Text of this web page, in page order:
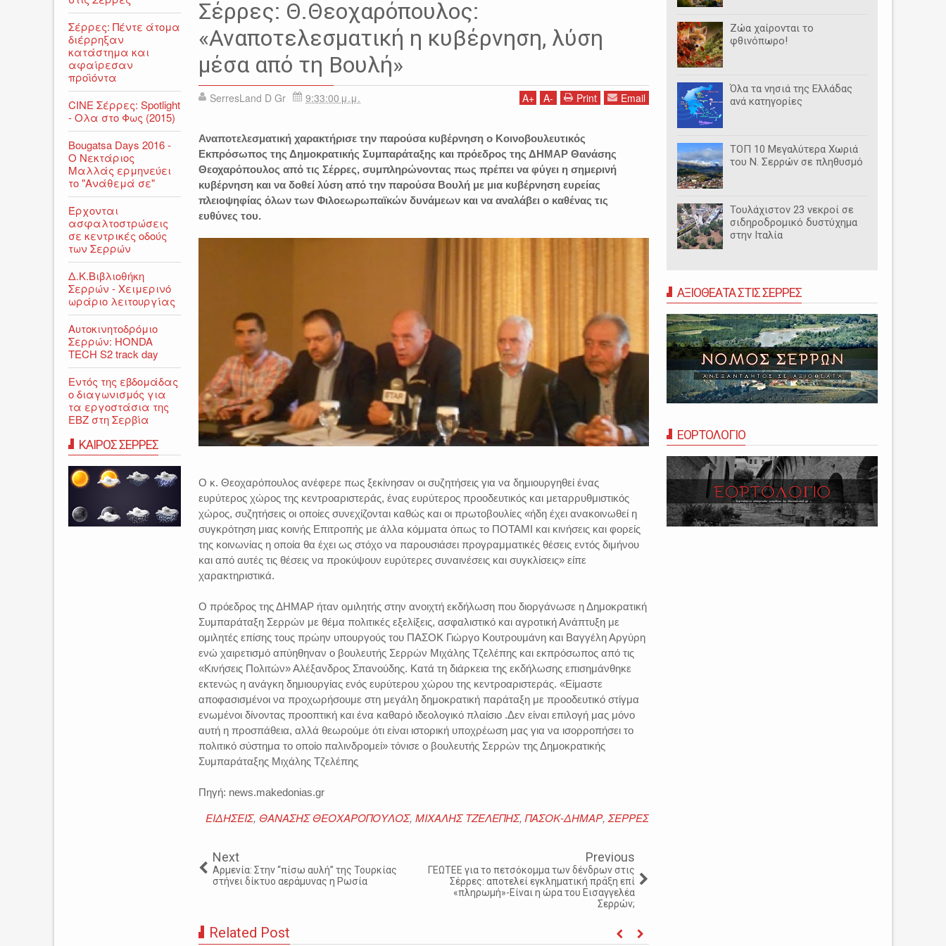
Σέρρες: Θ.Θεοχαρόπουλος:
«Αναποτελεσματική η κυβέρνηση, λύση
μέσα από τη Βουλή»
SerresLand D Gr 9:33:00 μ.μ. A+ A- Print Email
Αναποτελεσματική χαρακτήρισε την παρούσα κυβέρνηση ο Κοινοβουλευτικός
Εκπρόσωπος της Δημοκρατικής Συμπαράταξης και πρόεδρος της ΔΗΜΑΡ Θανάσης
Θεοχαρόπουλος από τις Σέρρες, συμπληρώνοντας πως πρέπει να φύγει η σημερινή
κυβέρνηση και να δοθεί λύση από την παρούσα Βουλή με μια κυβέρνηση ευρείας
πλειοψηφίας όλων των Φιλοεωρωπαϊκών δυνάμεων και να αναλάβει ο καθένας τις
ευθύνες του.
Ο κ. Θεοχαρόπουλος ανέφερε πως ξεκίνησαν οι συζητήσεις για να δημιουργηθεί ένας
ευρύτερος χώρος της κεντροαριστεράς, ένας ευρύτερος προοδευτικός και μεταρρυθμιστικός
χώρος, συζητήσεις οι οποίες συνεχίζονται καθώς και οι πρωτοβουλίες «ήδη έχει ανακοινωθεί η
συγκρότηση μιας κοινής Επιτροπής με άλλα κόμματα όπως το ΠΟΤΑΜΙ και κινήσεις και φορείς
της κοινωνίας η οποία θα έχει ως στόχο να παρουσιάσει προγραμματικές θέσεις εντός διμήνου
και από αυτές τις θέσεις να προκύψουν ευρύτερες συναινέσεις και συγκλίσεις» είπε
χαρακτηριστικά.
Ο πρόεδρος της ΔΗΜΑΡ ήταν ομιλητής στην ανοιχτή εκδήλωση που διοργάνωσε η Δημοκρατική
Συμπαράταξη Σερρών με θέμα πολιτικές εξελίξεις, ασφαλιστικό και αγροτική Ανάπτυξη με
ομιλητές επίσης τους πρώην υπουργούς του ΠΑΣΟΚ Γιώργο Κουτρουμάνη και Βαγγέλη Αργύρη
ενώ χαιρετισμό απύηθηναν ο βουλευτής Σερρών Μιχάλης Τζελέπης και εκπρόσωπος από τις
«Κινήσεις Πολιτών» Αλέξανδρος Σπανούδης. Κατά τη διάρκεια της εκδήλωσης επισημάνθηκε
εκτενώς η ανάγκη δημιουργίας ενός ευρύτερου χώρου της κεντροαριστεράς. «Είμαστε
αποφασισμένοι να προχωρήσουμε στη μεγάλη δημοκρατική παράταξη με προοδευτικό στίγμα
ενωμένοι δίνοντας προοπτική και ένα καθαρό ιδεολογικό πλαίσιο .Δεν είναι επιλογή μας μόνο
αυτή η προσπάθεια, αλλά θεωρούμε ότι είναι ιστορική υποχρέωση μας για να ισορροπήσει το
πολιτικό σύστημα το οποίο παλινδρομεί» τόνισε ο βουλευτής Σερρών της Δημοκρατικής
Συμπαράταξης Μιχάλης Τζελέπης
Πηγή: news.makedonias.gr
ΕΙΔΗΣΕΙΣ, ΘΑΝΑΣΗΣ ΘΕΟΧΑΡΟΠΟΥΛΟΣ, ΜΙΧΑΛΗΣ ΤΖΕΛΕΠΗΣ, ΠΑΣΟΚ-ΔΗΜΑΡ, ΣΕΡΡΕΣ
Next
Αρμενία: Στην “πίσω αυλή” της Τουρκίας
στήνει δίκτυο αεράμυνας η Ρωσία
Previous
ΓΕΩΤΕΕ για το πετσόκομμα των δένδρων στις
Σέρρες: αποτελεί εγκληματική πράξη επί
«πληρωμή»-Είναι η ώρα του Εισαγγελέα
Σερρών;
Related Post
Ζώα χαίρονται το
φθινόπωρο!
Όλα τα νησιά της Ελλάδας
ανά κατηγορίες
ΤΟΠ 10 Μεγαλύτερα Χωριά
του Ν. Σερρών σε πληθυσμό
Τουλάχιστον 23 νεκροί σε
σιδηροδρομικό δυστύχημα
στην Ιταλία
ΑΞΙΟΘΕΑΤΑ ΣΤΙΣ ΣΕΡΡΕΣ
ΕΟΡΤΟΛΟΓΙΟ
Σέρρες: Πέντε άτομα
διέρρηξαν
κατάστημα και
αφαίρεσαν
προϊόντα
CINE Σέρρες: Spotlight
- Ολα στο Φως (2015)
Bougatsa Days 2016 -
Ο Νεκτάριος
Μαλλάς ερμηνεύει
το "Ανάθεμά σε"
Έρχονται
ασφαλτοστρώσεις
σε κεντρικές οδούς
των Σερρών
Δ.Κ.Βιβλιοθήκη
Σερρών - Χειμερινό
ωράριο λειτουργίας
Αυτοκινητοδρόμιο
Σερρών: HONDA
TECH S2 track day
Εντός της εβδομάδας
ο διαγωνισμός για
τα εργοστάσια της
ΕΒΖ στη Σερβία
ΚΑΙΡΟΣ ΣΕΡΡΕΣ